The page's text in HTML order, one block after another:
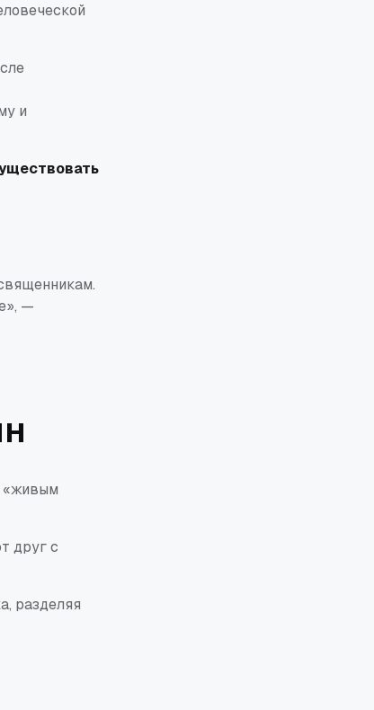
и
, —
«живым
друг с
разделяя